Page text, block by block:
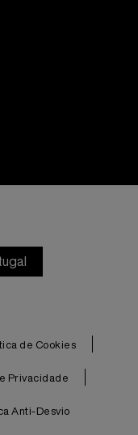
de Cookies
Privacidade
Anti-Desvio